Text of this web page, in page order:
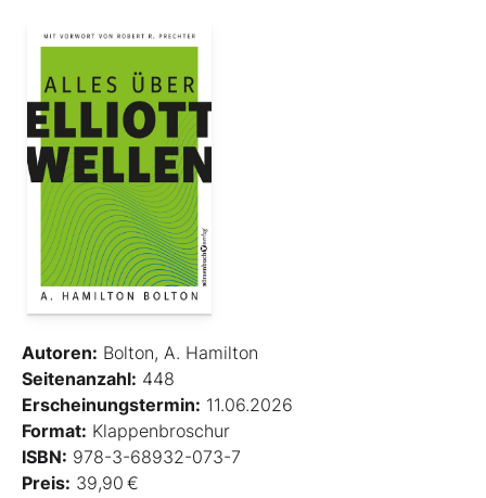
Autoren: Bolton, A. Hamilton
Seitenanzahl: 448
Erscheinungstermin: 11.06.2026
Format: Klappenbroschur
ISBN: 978-3-68932-073-7
Preis: 39,90 €